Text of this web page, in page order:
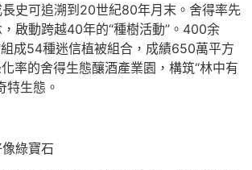
史可追溯到20世紀80年月末。舍得率先
啟動跨越40年的“種樹活動”。400余
成54種迷信植被組合，成績650萬平方
率的舍得生態釀酒產業園，構筑“林中有
特生態。
綠寶石